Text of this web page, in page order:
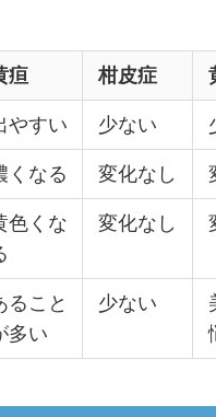
疸 柑皮症
やすい 少ない
くなる 変化なし
色くな
変化なし
ること
多い
少ない